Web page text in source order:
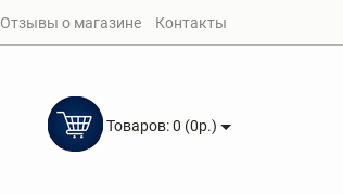
Отзывы о магазине Контакты
Товаров: 0 (0р.)